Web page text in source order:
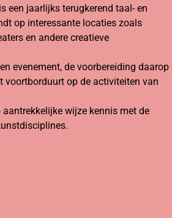
is een jaarlijks terugkerend taal- en
op interessante locaties zoals
en andere creatieve
evenement, de voorbereiding daarop
voortborduurt op de activiteiten van
wijze kennis met de